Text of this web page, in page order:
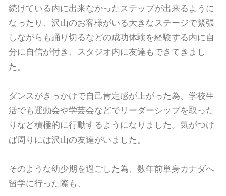
続けている内に出来なかったステップが出来るように
なったり、沢山のお客様がいる大きなステージで緊張
しながらも踊り切るなどの成功体験を経験する内に自
分に自信が付き、スタジオ内に友達もできてきまし
た。
ダンスがきっかけで自己肯定感が上がった為、学校生
活でも運動会や学芸会などでリーダーシップを取った
りなど積極的に行動するようになりました。気がつけ
ば周りには沢山の友達がいました。
そのような幼少期を過ごした為、数年前単身カナダへ
留学に行った際も、